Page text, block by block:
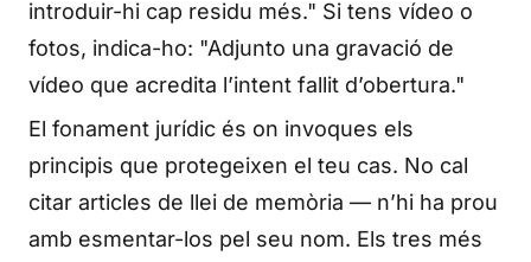
introduir-hi cap residu més." Si tens vídeo o
fotos, indica-ho: "Adjunto una gravació de
vídeo que acredita l’intent fallit d’obertura."
El fonament jurídic és on invoques els
principis que protegeixen el teu cas. No cal
citar articles de llei de memòria — n’hi ha prou
amb esmentar-los pel seu nom. Els tres més